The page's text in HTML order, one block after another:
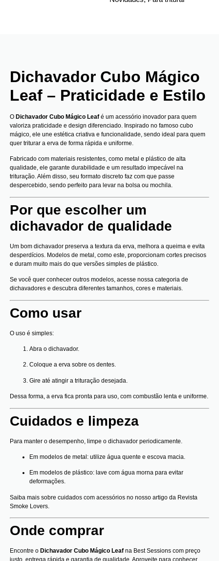
Dichavador Cubo Mágico
Leaf – Praticidade e Estilo
O Dichavador Cubo Mágico Leaf é um acessório inovador para quem
valoriza praticidade e design diferenciado. Inspirado no famoso cubo
mágico, ele une estética criativa e funcionalidade, sendo ideal para quem
quer triturar a erva de forma rápida e uniforme.
Fabricado com materiais resistentes, como metal e plástico de alta
qualidade, ele garante durabilidade e um resultado impecável na
trituração. Além disso, seu formato discreto faz com que passe
despercebido, sendo perfeito para levar na bolsa ou mochila.
Por que escolher um
dichavador de qualidade
Um bom dichavador preserva a textura da erva, melhora a queima e evita
desperdícios. Modelos de metal, como este, proporcionam cortes precisos
e duram muito mais do que versões simples de plástico.
Se você quer conhecer outros modelos, acesse nossa categoria de
dichavadores e descubra diferentes tamanhos, cores e materiais.
Como usar
O uso é simples:
Abra o dichavador.
Coloque a erva sobre os dentes.
Gire até atingir a trituração desejada.
Dessa forma, a erva fica pronta para uso, com combustão lenta e uniforme.
Cuidados e limpeza
Para manter o desempenho, limpe o dichavador periodicamente.
Em modelos de metal: utilize água quente e escova macia.
Em modelos de plástico: lave com água morna para evitar
deformações.
Saiba mais sobre cuidados com acessórios no nosso artigo da Revista
Smoke Lovers
Onde comprar
Encontre o Dichavador Cubo Mágico Leaf na Best Sessions com preço
justo, entrega rápida e garantia de qualidade. Aproveite para conhecer